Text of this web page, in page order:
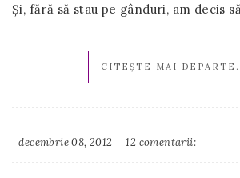
Și, fără să stau pe gânduri, am decis
CITEȘTE MAI
decembrie 08, 2012 12 comentarii: